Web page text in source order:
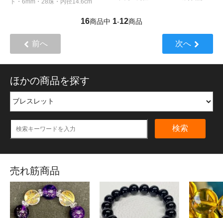
ト・6mm・28珠・内径14.6cm
16商品中 1-12商品
前へ 次へ
ほかの商品を探す
検索
売れ筋商品